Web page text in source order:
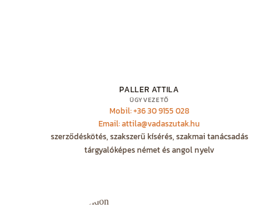
PALLER ATTILA
ÜGYVEZETŐ
Mobil: +36 30 9155 028
Email: attila@vadaszutak.hu
szerződéskötés, szakszerű kísérés, szakmai tanácsadás
tárgyalóképes német és angol nyelv